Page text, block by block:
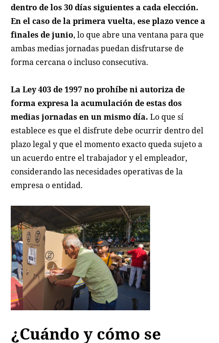
dentro de los 30 días siguientes a cada elección.
En el caso de la primera vuelta, ese plazo vence a
finales de junio, lo que abre una ventana para que
ambas medias jornadas puedan disfrutarse de
forma cercana o incluso consecutiva.
La Ley 403 de 1997 no prohíbe ni autoriza de
forma expresa la acumulación de estas dos
medias jornadas en un mismo día.Lo que sí
establece es que el disfrute debe ocurrir dentro del
plazo legal y que el momento exacto queda sujeto a
un acuerdo entre el trabajador y el empleador,
considerando las necesidades operativas de la
empresa o entidad.
¿Cuándo y cómo se